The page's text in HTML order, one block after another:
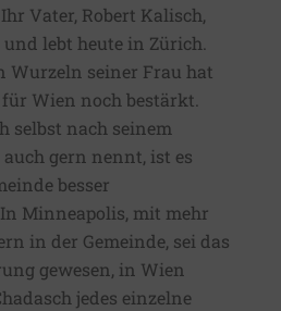
Vater, Robert Kalisch,
lebt heute in Zürich.
Wurzeln seiner Frau hat
Wien noch bestärkt.
selbst nach seinem
gern nennt, ist es
besser
Minneapolis, mit mehr
in der Gemeinde, sei das
gewesen, in Wien
jedes einzelne